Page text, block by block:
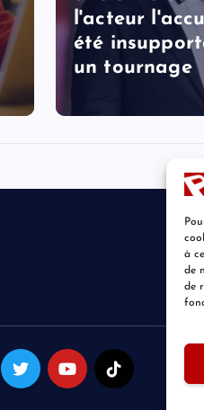
à
de
de
l'acteur
été
un tournage